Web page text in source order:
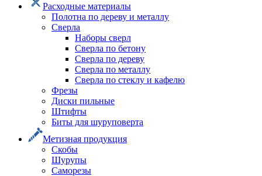
Расходные материалы
Полотна по дереву и металлу
Сверла
Наборы сверл
Сверла по бетону
Сверла по дереву
Сверла по металлу
Сверла по стеклу и кафелю
Фрезы
Диски пильные
Штифты
Биты для шуруповерта
Метизная продукция
Скобы
Шурупы
Саморезы